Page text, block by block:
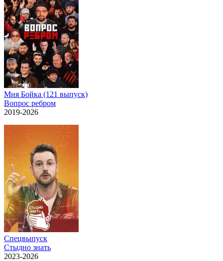
Мия Бойка (121 выпуск)
Вопрос ребром
2019-2026
Спецвыпуск
Стыдно знать
2023-2026